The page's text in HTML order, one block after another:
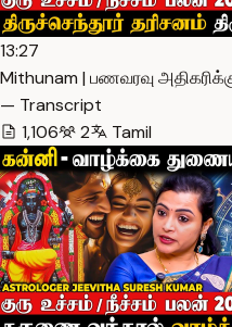
13:27
Mithunam | பணவரவு
— Transcript
1,106
2 Tamil